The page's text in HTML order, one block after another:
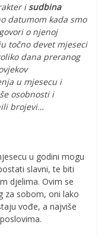
i sudbina
datumom kada smo
o njenoj
točno devet mjeseci
dana preranog
u mjesecu i
osobnosti i
brojevi…
u godini mogu
slavni, te biti
djelima. Ovim se
za sobom, oni lako
vođe, a najviše